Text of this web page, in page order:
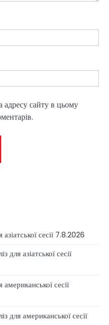
сайту в цьому
сесії 7.8.2026
азіатської сесії
сесії
американської сесії